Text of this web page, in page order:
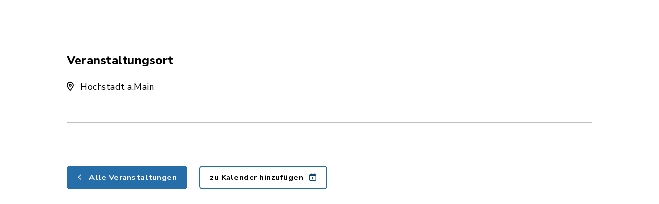
Veranstaltungsort
Hochstadt a.Main
Alle Veranstaltungen zu Kalender hinzufügen